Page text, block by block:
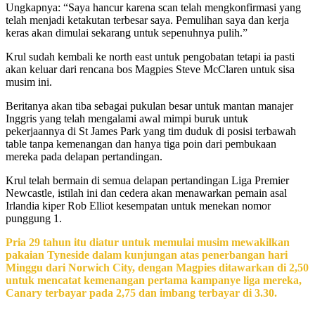
Ungkapnya: “Saya hancur karena scan telah mengkonfirmasi yang
telah menjadi ketakutan terbesar saya. Pemulihan saya dan kerja
keras akan dimulai sekarang untuk sepenuhnya pulih.”
Krul sudah kembali ke north east untuk pengobatan tetapi ia pasti
akan keluar dari rencana bos Magpies Steve McClaren untuk sisa
musim ini.
Beritanya akan tiba sebagai pukulan besar untuk mantan manajer
Inggris yang telah mengalami awal mimpi buruk untuk
pekerjaannya di St James Park yang tim duduk di posisi terbawah
table tanpa kemenangan dan hanya tiga poin dari pembukaan
mereka pada delapan pertandingan.
Krul telah bermain di semua delapan pertandingan Liga Premier
Newcastle, istilah ini dan cedera akan menawarkan pemain asal
Irlandia kiper Rob Elliot kesempatan untuk menekan nomor
punggung 1.
Pria 29 tahun itu diatur untuk memulai musim mewakilkan
pakaian Tyneside dalam kunjungan atas penerbangan hari
Minggu dari Norwich City, dengan Magpies ditawarkan di 2,50
untuk mencatat kemenangan pertama kampanye liga mereka,
Canary terbayar pada 2,75 dan imbang terbayar di 3.30.